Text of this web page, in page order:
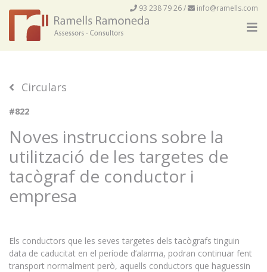
93 238 79 26/ info@ramells.com
Circulars
#822
Noves instruccions sobre la
utilització de les targetes de
tacògraf de conductor i
empresa
Els conductors que les seves targetes dels tacògrafs tinguin
data de caducitat en el període d’alarma, podran continuar fent
transport normalment però, aquells conductors que haguessin